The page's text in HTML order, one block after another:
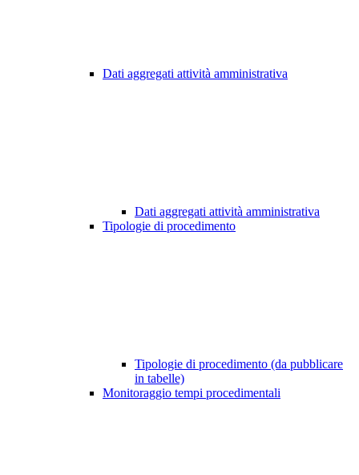
Dati aggregati attività amministrativa
Dati aggregati attività amministrativa
Tipologie di procedimento
Tipologie di procedimento (da pubblicare
in tabelle)
Monitoraggio tempi procedimentali